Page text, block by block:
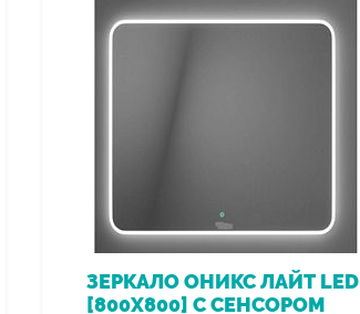
ЗЕРКАЛО ОНИКС ЛАЙТ LED
[800Х800] С СЕНСОРОМ